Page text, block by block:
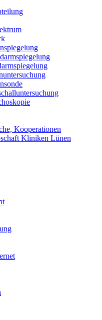
Kooperationen
Kliniken Lünen